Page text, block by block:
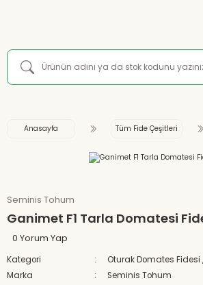
Anasayfa Tüm Fide Çeşitleri
Seminis Tohum
Ganimet F1 Tarla Domatesi
0 Yorum Yap
Kategori Oturak Domates Fidesi
Marka
Seminis Tohum